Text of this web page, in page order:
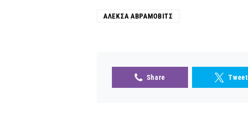
ΆΛΕΚΣΑ ΑΒΡΆΜΟΒΙΤΣ
Share Tweet